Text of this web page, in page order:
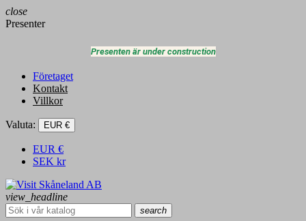
close
Presenter
Presenten är under construction
Företaget
Kontakt
Villkor
Valuta: EUR €
EUR €
SEK kr
view_headline
search